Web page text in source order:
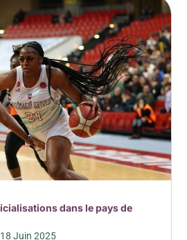
dans le pays de
18 Juin 2025